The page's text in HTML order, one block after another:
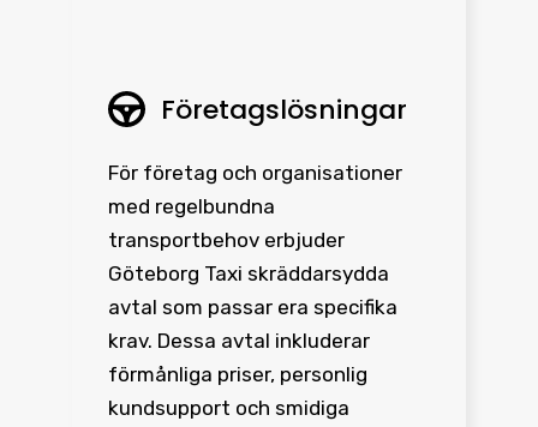
Företagslösningar
För företag och organisationer
med regelbundna
transportbehov erbjuder
Göteborg Taxi skräddarsydda
avtal som passar era specifika
krav. Dessa avtal inkluderar
förmånliga priser, personlig
kundsupport och smidiga